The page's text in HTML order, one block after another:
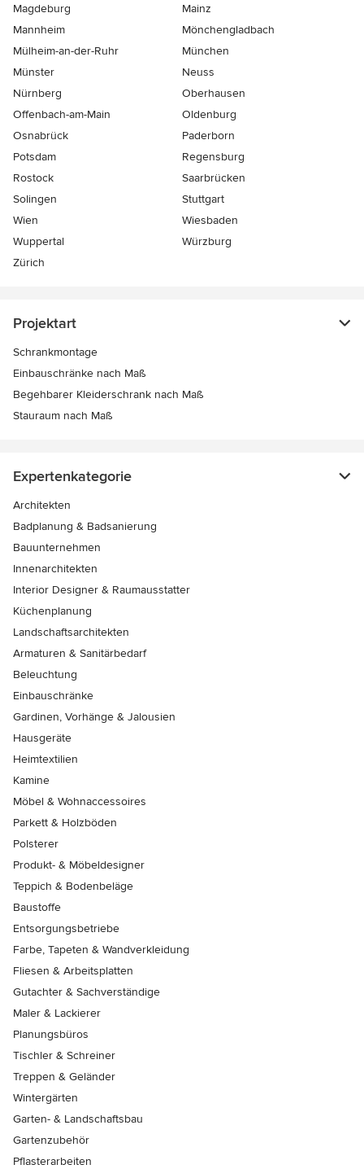
Magdeburg
Mainz
Mannheim
Mönchen­gladbach
Mülheim-an-der-Ruhr
München
Münster
Neuss
Nürnberg
Oberhausen
Offenbach-am-Main
Oldenburg
Osnabrück
Paderborn
Potsdam
Regensburg
Rostock
Saarbrücken
Solingen
Stuttgart
Wien
Wiesbaden
Wuppertal
Würzburg
Zürich
Projektart
Schrankmontage
Einbauschränke nach Maß
Begehbarer Kleiderschrank nach Maß
Stauraum nach Maß
Expertenkategorie
Architekten
Badplanung & Badsanierung
Bauunternehmen
Innenarchitekten
Interior Designer & Raumausstatter
Küchenplanung
Landschaftsarchitekten
Armaturen & Sanitärbedarf
Beleuchtung
Einbauschränke
Gardinen, Vorhänge & Jalousien
Hausgeräte
Heimtextilien
Kamine
Möbel & Wohnaccessoires
Parkett & Holzböden
Polsterer
Produkt- & Möbeldesigner
Teppich & Bodenbeläge
Baustoffe
Entsorgungsbetriebe
Farbe, Tapeten & Wandverkleidung
Fliesen & Arbeitsplatten
Gutachter & Sachverständige
Maler & Lackierer
Planungsbüros
Tischler & Schreiner
Treppen & Geländer
Wintergärten
Garten- & Landschaftsbau
Gartenzubehör
Pflasterarbeiten